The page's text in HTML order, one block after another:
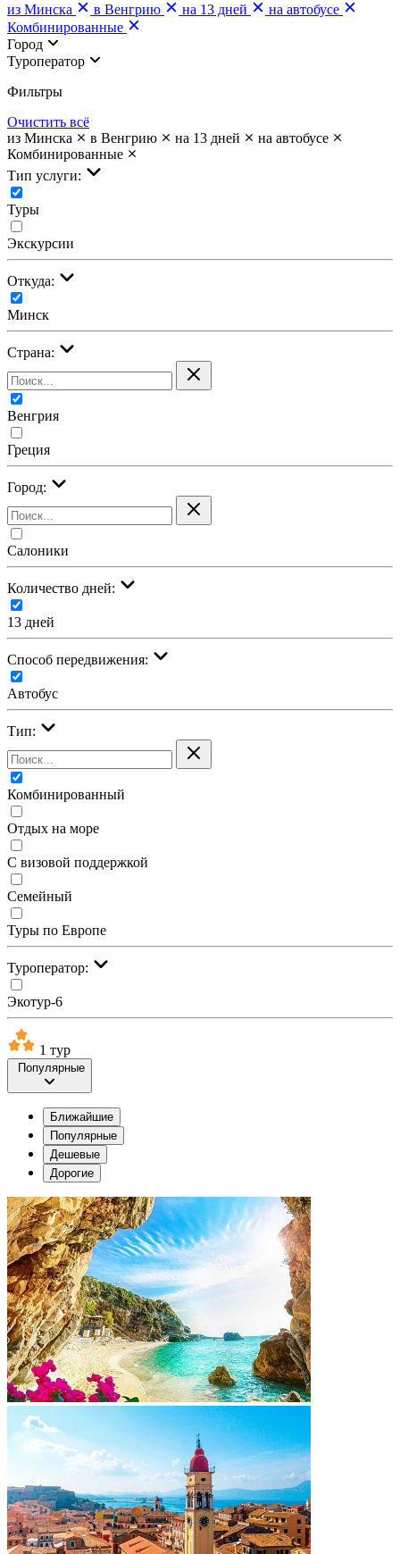
из Минска
в Венгрию на 13 дней
на автобусе
Комбинированные
Город
Туроператор
Фильтры
Очистить всё
из Минска
в Венгрию на 13 дней
на автобусе
Комбинированные
Тип услуги:
Туры
Экскурсии
Откуда:
Минск
Страна:
Венгрия
Греция
Город:
Салоники
Количество дней:
13 дней
Cпособ передвижения:
Автобус
Тип:
Комбинированный
Отдых на море
С визовой поддержкой
Семейный
Туры по Европе
Туроператор:
Экотур-6
1 тур
Популярные
Ближайшие
Популярные
Дешевые
Дорогие